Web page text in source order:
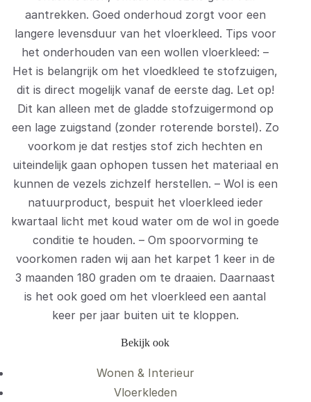
aantrekken. Goed onderhoud zorgt voor een
langere levensduur van het vloerkleed. Tips voor
het onderhouden van een wollen vloerkleed: –
Het is belangrijk om het vloedkleed te stofzuigen,
dit is direct mogelijk vanaf de eerste dag. Let op!
Dit kan alleen met de gladde stofzuigermond op
een lage zuigstand (zonder roterende borstel). Zo
voorkom je dat restjes stof zich hechten en
uiteindelijk gaan ophopen tussen het materiaal en
kunnen de vezels zichzelf herstellen. – Wol is een
natuurproduct, bespuit het vloerkleed ieder
kwartaal licht met koud water om de wol in goede
conditie te houden. – Om spoorvorming te
voorkomen raden wij aan het karpet 1 keer in de
3 maanden 180 graden om te draaien. Daarnaast
is het ook goed om het vloerkleed een aantal
keer per jaar buiten uit te kloppen.
Bekijk ook
Wonen & Interieur
Vloerkleden